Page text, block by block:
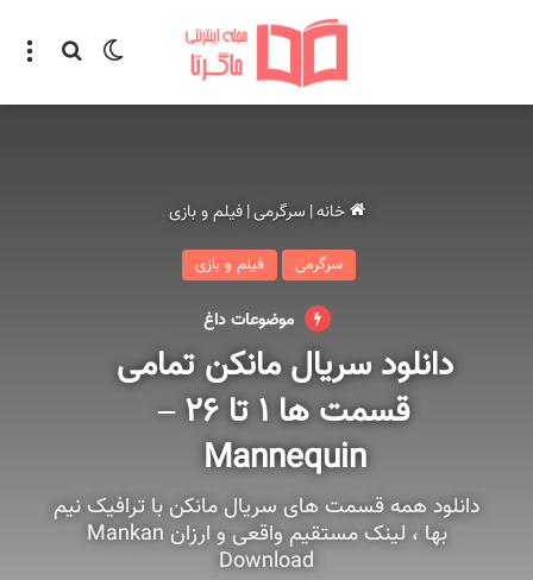
تغییر پوسته
خانه| سرگرمی| فیلم و بازی
سرگرمی فیلم و بازی
موضوعات داغ
دانلود سریال مانکن تمامی
قسمت ها ۱ تا ۲۶ –
Mannequin
دانلود همه قسمت های سریال مانکن با ترافیک نیم
بها ، لینک مستقیم واقعی و ارزان Mankan
Download